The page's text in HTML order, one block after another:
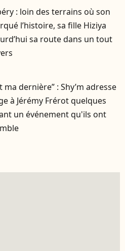
: loin des terrains où son
l’histoire, sa fille Hiziya
sa route dans un tout
ma dernière” : Shy’m adresse
à Jérémy Frérot quelques
un événement qu'ils ont